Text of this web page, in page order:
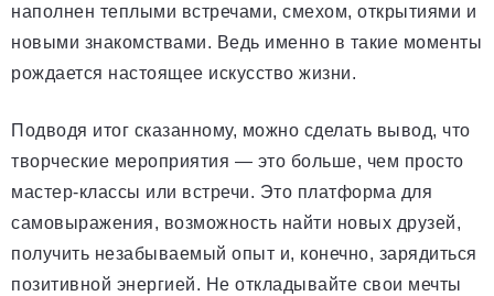
наполнен теплыми встречами, смехом, открытиями и
новыми знакомствами. Ведь именно в такие моменты
рождается настоящее искусство жизни.
Подводя итог сказанному, можно сделать вывод, что
творческие мероприятия — это больше, чем просто
мастер-классы или встречи. Это платформа для
самовыражения, возможность найти новых друзей,
получить незабываемый опыт и, конечно, зарядиться
позитивной энергией. Не откладывайте свои мечты